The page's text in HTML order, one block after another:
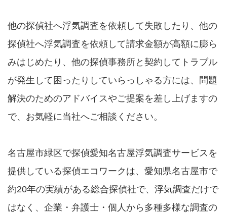
他の探偵社へ浮気調査を依頼して失敗したり、他の
探偵社へ浮気調査を依頼して請求金額が高額に膨ら
みはじめたり、他の探偵事務所と契約してトラブル
が発生して困ったりしていらっしゃる方には、問題
解決のためのアドバイスやご提案を差し上げますの
で、お気軽に当社へご相談ください。
名古屋市緑区で探偵愛知名古屋浮気調査サービスを
提供している探偵エコワークは、愛知県名古屋市で
約20年の実績がある総合探偵社で、浮気調査だけで
はなく、企業・弁護士・個人から多種多様な調査の